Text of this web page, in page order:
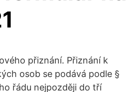
přiznání. Přiznání k
osob se podává podle §
řádu nejpozději do tří